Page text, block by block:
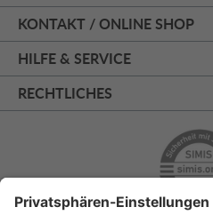
KONTAKT / ONLINE SHOP
HILFE & SERVICE
RECHTLICHES